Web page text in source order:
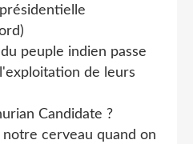
peuple indien passe
de leurs
Candidate ?
notre cerveau quand on